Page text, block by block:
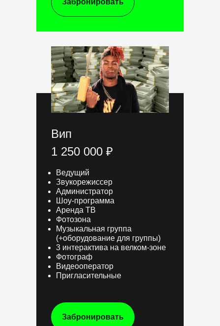
Вип
1 250 000 ₽
Ведущий
Звукорежиссер
Администратор
Шоу-программа
Аренда ТВ
Фотозона
Музыкальная группа
(+оборудование для группы)
3 интерактива на велком-зоне
Фотограф
Видеооператор
Пригласительные
Забронировать